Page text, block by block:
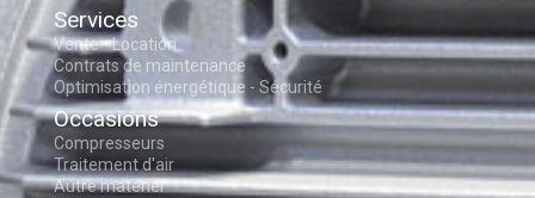
Services
Vente - Location
Contrats de maintenance
Optimisation énergétique - Sécurité
Occasions
Compresseurs
Traitement d'air
Autre matériel